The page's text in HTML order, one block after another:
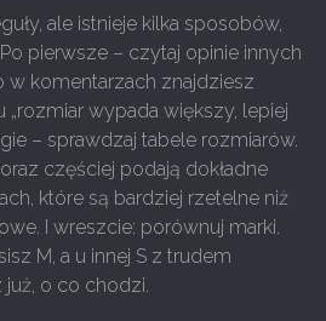
ale istnieje kilka sposobów,
pierwsze – czytaj opinie innych
w komentarzach znajdziesz
wypada większy, lepiej
– sprawdzaj tabele rozmiarów.
częściej podają dokładne
które są bardziej rzetelne niż
I wreszcie: porównuj marki.
M, a u innej S z trudem
o co chodzi.